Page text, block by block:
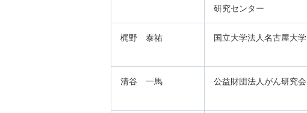
研究センター
梶野 泰祐 国立大学法人名古屋大学
清谷 一馬 公益財団法人がん研究会